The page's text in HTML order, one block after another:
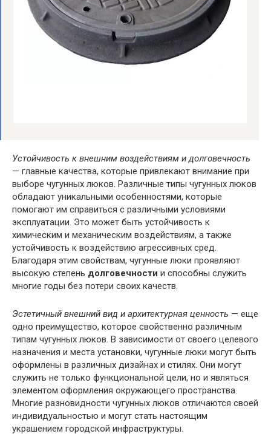
Устойчивость к внешним воздействиям и долговечность
— главные качества, которые привлекают внимание при
выборе чугунных люков. Различные типы чугунных люков
обладают уникальными особенностями, которые
помогают им справиться с различными условиями
эксплуатации. Это может быть устойчивость к
химическим и механическим воздействиям, а также
устойчивость к воздействию агрессивных сред.
Благодаря этим свойствам, чугунные люки проявляют
высокую степень долговечности и способны служить
многие годы без потери своих качеств.
Эстетичный внешний вид и архитектурная ценность — еще
одно преимущество, которое свойственно различным
типам чугунных люков. В зависимости от своего целевого
назначения и места установки, чугунные люки могут быть
оформлены в различных дизайнах и стилях. Они могут
служить не только функциональной цели, но и являться
элементом оформления окружающего пространства.
Многие разновидности чугунных люков отличаются своей
индивидуальностью и могут стать настоящим
украшением городской инфраструктуры.